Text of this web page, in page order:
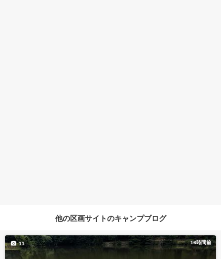
他の区画サイトのキャンプブログ
16時間前
11